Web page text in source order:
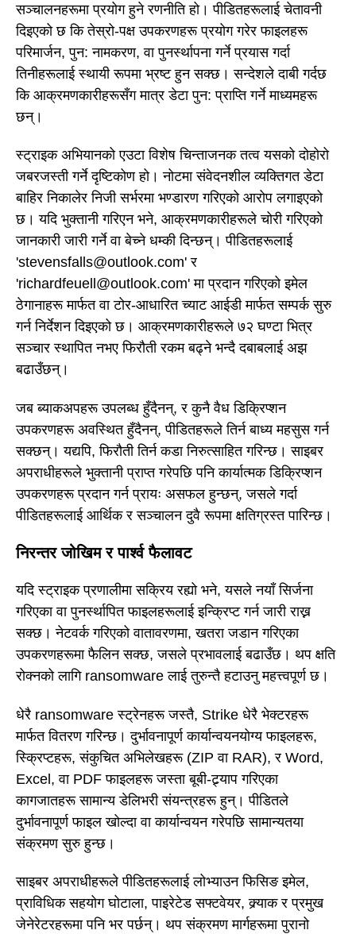
सञ्चालनहरूमा प्रयोग हुने रणनीति हो। पीडितहरूलाई चेतावनी
दिइएको छ कि तेस्रो-पक्ष उपकरणहरू प्रयोग गरेर फाइलहरू
परिमार्जन, पुन: नामकरण, वा पुनर्स्थापना गर्ने प्रयास गर्दा
तिनीहरूलाई स्थायी रूपमा भ्रष्ट हुन सक्छ। सन्देशले दाबी गर्दछ
कि आक्रमणकारीहरूसँग मात्र डेटा पुन: प्राप्ति गर्ने माध्यमहरू
छन्।
स्ट्राइक अभियानको एउटा विशेष चिन्ताजनक तत्व यसको दोहोरो
जबरजस्ती गर्ने दृष्टिकोण हो। नोटमा संवेदनशील व्यक्तिगत डेटा
बाहिर निकालेर निजी सर्भरमा भण्डारण गरिएको आरोप लगाइएको
छ। यदि भुक्तानी गरिएन भने, आक्रमणकारीहरूले चोरी गरिएको
जानकारी जारी गर्ने वा बेच्ने धम्की दिन्छन्। पीडितहरूलाई
'stevensfalls@outlook.com' र
'richardfeuell@outlook.com' मा प्रदान गरिएको इमेल
ठेगानाहरू मार्फत वा टोर-आधारित च्याट आईडी मार्फत सम्पर्क सुरु
गर्न निर्देशन दिइएको छ। आक्रमणकारीहरूले ७२ घण्टा भित्र
सञ्चार स्थापित नभए फिरौती रकम बढ्ने भन्दै दबाबलाई अझ
बढाउँछन्।
जब ब्याकअपहरू उपलब्ध हुँदैनन्, र कुनै वैध डिक्रिप्शन
उपकरणहरू अवस्थित हुँदैनन्, पीडितहरूले तिर्न बाध्य महसुस गर्न
सक्छन्। यद्यपि, फिरौती तिर्न कडा निरुत्साहित गरिन्छ। साइबर
अपराधीहरूले भुक्तानी प्राप्त गरेपछि पनि कार्यात्मक डिक्रिप्शन
उपकरणहरू प्रदान गर्न प्रायः असफल हुन्छन्, जसले गर्दा
पीडितहरूलाई आर्थिक र सञ्चालन दुवै रूपमा क्षतिग्रस्त पारिन्छ।
निरन्तर जोखिम र पार्श्व फैलावट
यदि स्ट्राइक प्रणालीमा सक्रिय रह्यो भने, यसले नयाँ सिर्जना
गरिएका वा पुनर्स्थापित फाइलहरूलाई इन्क्रिप्ट गर्न जारी राख्न
सक्छ। नेटवर्क गरिएको वातावरणमा, खतरा जडान गरिएका
उपकरणहरूमा फैलिन सक्छ, जसले प्रभावलाई बढाउँछ। थप क्षति
रोक्नको लागि ransomware लाई तुरुन्तै हटाउनु महत्त्वपूर्ण छ।
धेरै ransomware स्ट्रेनहरू जस्तै, Strike धेरै भेक्टरहरू
मार्फत वितरण गरिन्छ। दुर्भावनापूर्ण कार्यान्वयनयोग्य फाइलहरू,
स्क्रिप्टहरू, संकुचित अभिलेखहरू (ZIP वा RAR), र Word,
Excel, वा PDF फाइलहरू जस्ता बूबी-ट्र्याप गरिएका
कागजातहरू सामान्य डेलिभरी संयन्त्रहरू हुन्। पीडितले
दुर्भावनापूर्ण फाइल खोल्दा वा कार्यान्वयन गरेपछि सामान्यतया
संक्रमण सुरु हुन्छ।
साइबर अपराधीहरूले पीडितहरूलाई लोभ्याउन फिसिङ इमेल,
प्राविधिक सहयोग घोटाला, पाइरेटेड सफ्टवेयर, क्र्याक र प्रमुख
जेनेरेटरहरूमा पनि भर पर्छन्। थप संक्रमण मार्गहरूमा पुरानो